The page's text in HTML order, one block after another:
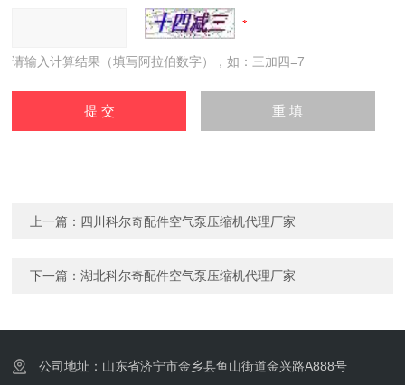
请输入计算结果（填写阿拉伯数字），如：三加四=7
上一篇： 四川科尔奇配件空气泵压缩机代理厂家
下一篇：湖北科尔奇配件空气泵压缩机代理厂家
公司地址：山东省济宁市金乡县鱼山街道金兴路A888号